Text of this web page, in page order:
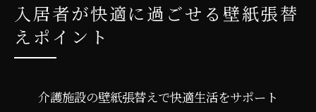
入居者が快適に過ごせる壁紙張替
えポイント
介護施設の壁紙張替えで快適生活をサポート